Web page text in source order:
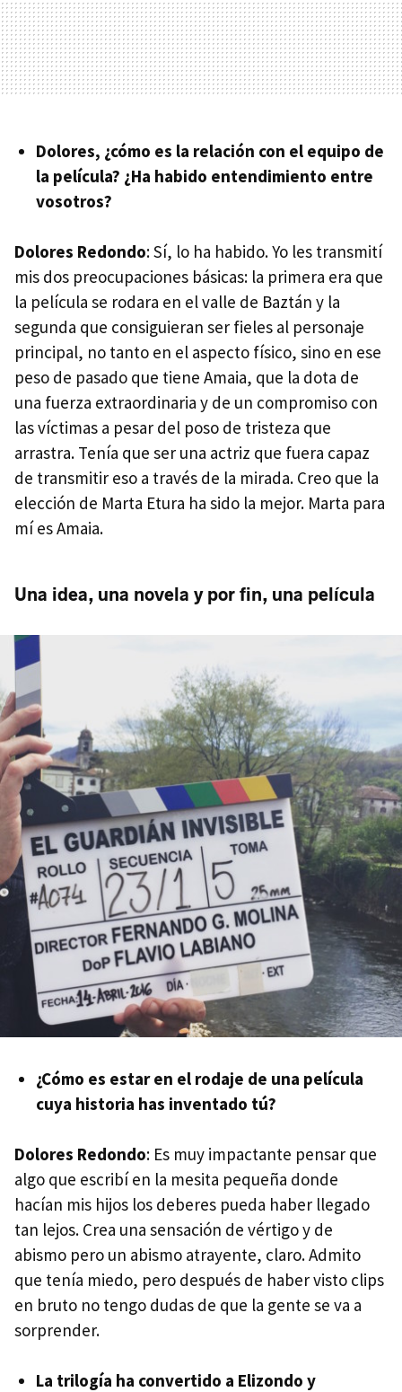
Dolores, ¿cómo es la relación con el equipo de
la película? ¿Ha habido entendimiento entre
vosotros?
Dolores Redondo: Sí, lo ha habido. Yo les transmití
mis dos preocupaciones básicas: la primera era que
la película se rodara en el valle de Baztán y la
segunda que consiguieran ser fieles al personaje
principal, no tanto en el aspecto físico, sino en ese
peso de pasado que tiene Amaia, que la dota de
una fuerza extraordinaria y de un compromiso con
las víctimas a pesar del poso de tristeza que
arrastra. Tenía que ser una actriz que fuera capaz
de transmitir eso a través de la mirada. Creo que la
elección de Marta Etura ha sido la mejor. Marta para
mí es Amaia.
Una idea, una novela y por fin, una película
¿Cómo es estar en el rodaje de una película
cuya historia has inventado tú?
Dolores Redondo: Es muy impactante pensar que
algo que escribí en la mesita pequeña donde
hacían mis hijos los deberes pueda haber llegado
tan lejos. Crea una sensación de vértigo y de
abismo pero un abismo atrayente, claro. Admito
que tenía miedo, pero después de haber visto clips
en bruto no tengo dudas de que la gente se va a
sorprender.
La trilogía ha convertido a Elizondo y